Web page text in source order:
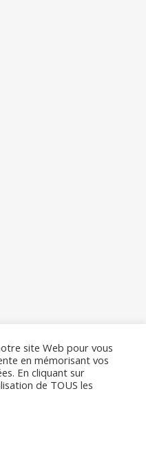
site Web pour vous
en mémorisant vos
En cliquant sur
de TOUS les